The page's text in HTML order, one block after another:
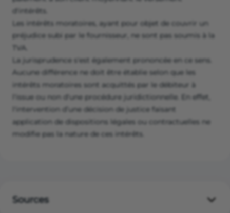
d'intérêts.
Les intérêts moratoires, ayant pour objet de couvrir un
préjudice subi par le fournisseur, ne sont pas soumis à la
TVA.
La jurisprudence s'est également prononcée en ce sens.
Aucune différence ne doit être établie selon que les
intérêts moratoires sont acquittés par le débiteur à
l'issue ou non d'une procédure juridictionnelle. En effet,
l'intervention d’une décision de justice faisant
application de dispositions légales ou contractuelles ne
modifie pas la nature de ces intérêts.
Sources